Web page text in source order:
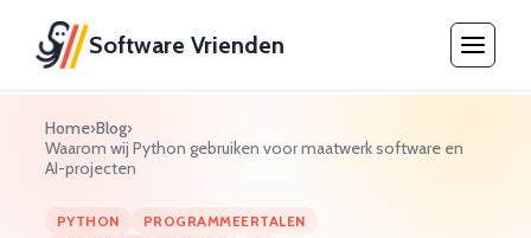
Software Vrienden
Home›Blog›
Waarom wij Python gebruiken voor maatwerk software en
AI-projecten
PYTHON
PROGRAMMEERTALEN